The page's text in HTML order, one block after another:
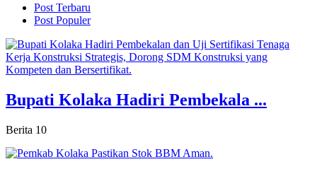
Post Terbaru
Post Populer
Bupati Kolaka Hadiri Pembekala ...
Berita 10